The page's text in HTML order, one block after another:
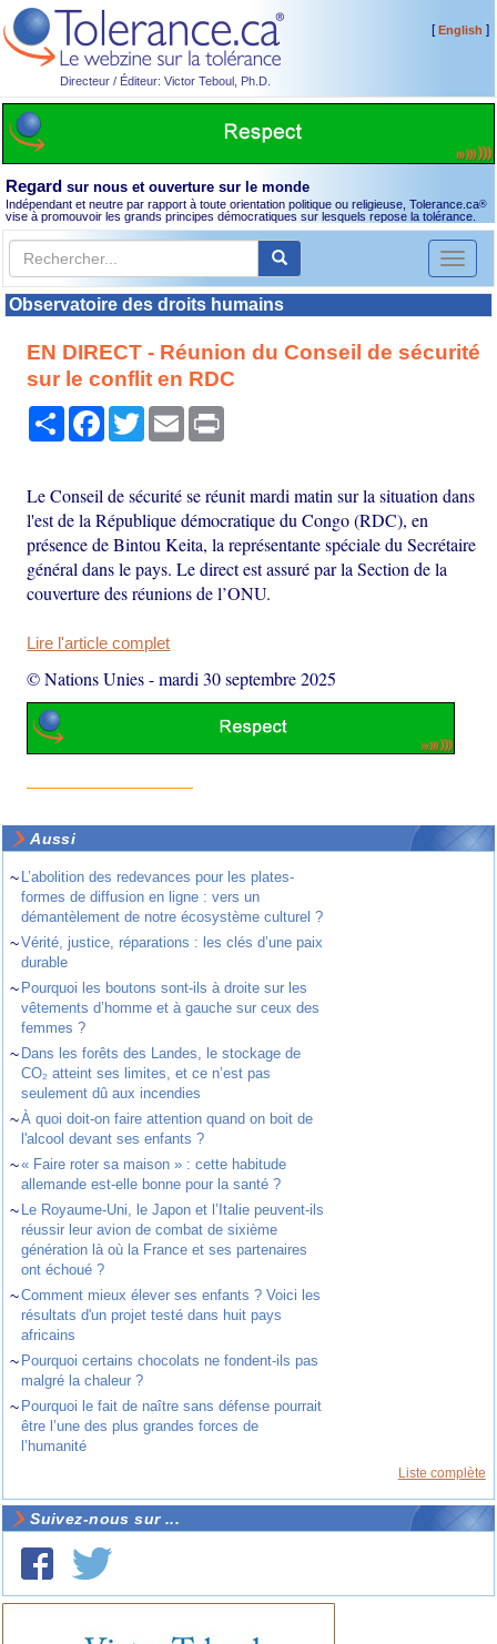
Directeur / Éditeur: Victor Teboul, Ph.D.
[English ]
Regard sur nous et ouverture sur le monde
Indépendant et neutre par rapport à toute orientation politique ou religieuse, Tolerance.ca®
vise à promouvoir les grands principes démocratiques sur lesquels repose la tolérance.
Toggle
Observatoire des droits humains
EN DIRECT - Réunion du Conseil de sécurité
sur le conflit en RDC
PartagerFacebook
TwitterEmail
Le Conseil de sécurité se réunit mardi matin sur la situation dans
l'est de la République démocratique du Congo (RDC), en
présence de Bintou Keita, la représentante spéciale du Secrétaire
général dans le pays. Le direct est assuré par la Section de la
couverture des réunions de l’ONU.
Lire l'article complet
© Nations Unies-mardi 30 septembre 2025
Aussi
~ L’abolition des redevances pour les plates-
formes de diffusion en ligne : vers un
démantèlement de notre écosystème culturel ?
~Vérité, justice, réparations : les clés d’une paix
durable
~ Pourquoi les boutons sont-ils à droite sur les
vêtements d’homme et à gauche sur ceux des
femmes ?
~ Dans les forêts des Landes, le stockage de
CO₂ atteint ses limites, et ce n’est pas
seulement dû aux incendies
~À quoi doit-on faire attention quand on boit de
l'alcool devant ses enfants ?
~« Faire roter sa maison » : cette habitude
allemande est-elle bonne pour la santé ?
~ Le Royaume-Uni, le Japon et l’Italie peuvent-ils
réussir leur avion de combat de sixième
génération là où la France et ses partenaires
ont échoué ?
~Comment mieux élever ses enfants ? Voici les
résultats d'un projet testé dans huit pays
africains
~ Pourquoi certains chocolats ne fondent-ils pas
malgré la chaleur ?
~ Pourquoi le fait de naître sans défense pourrait
être l’une des plus grandes forces de
l’humanité
Liste complète
Suivez-nous sur ...